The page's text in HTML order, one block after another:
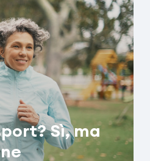
Sì, ma